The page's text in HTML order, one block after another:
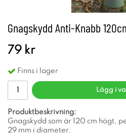
Gnagskydd Anti-Knabb
79 kr
Finns i lager
Lägg i
Produktbeskrivning:
Gnagskydd som är 120 cm högt,
29 mm i diameter.